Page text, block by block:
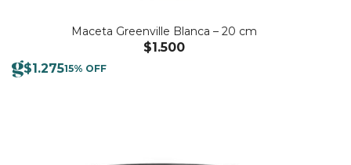
Maceta Greenville Blanca – 20 cm
$1.500
$1.27515% OFF